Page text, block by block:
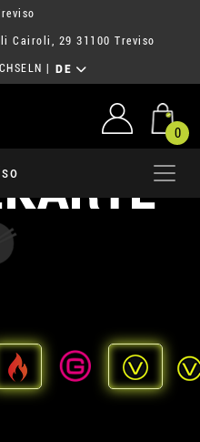
Cairoli, 29 31100 Treviso
DE
0